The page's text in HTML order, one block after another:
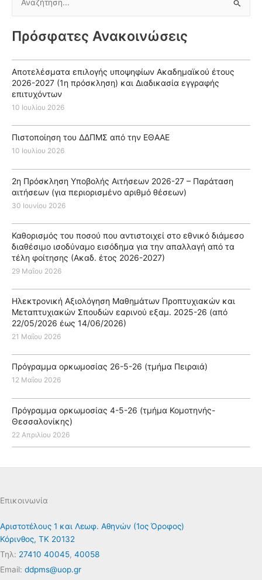
ζ
ή
τ
σ
γ
α
:
Πρόσφατες Ανακοινώσεις
Αποτελέσματα επιλογής υποψηφίων Ακαδημαϊκού έτους
2026-2027 (1η πρόσκληση) και Διαδικασία εγγραφής
επιτυχόντων
10 Ιουλίου 2026
Πιστοποίηση του ΔΔΠΜΣ από την ΕΘΑΑΕ
10 Ιουλίου 2026
2η Πρόσκληση Υποβολής Αιτήσεων 2026-27 – Παράταση
αιτήσεων (για περιορισμένο αριθμό θέσεων)
30 Ιουνίου 2026
Καθορισμός του ποσού που αντιστοιχεί στο εθνικό διάμεσο
διαθέσιμο ισοδύναμο εισόδημα για την απαλλαγή από τα
τέλη φοίτησης (Ακαδ. έτος 2026-2027)
29 Μαΐου 2026
Ηλεκτρονική Aξιολόγηση Mαθημάτων Προπτυχιακών και
Μεταπτυχιακών Σπουδών εαρινού εξαμ. 2025-26 (από
22/05/2026 έως 14/06/2026)
21 Μαΐου 2026
Πρόγραμμα ορκωμοσίας 26-5-26 (τμήμα Πειραιά)
12 Μαΐου 2026
Πρόγραμμα ορκωμοσίας 4-5-26 (τμήμα Κομοτηνής-
Θεσσαλονίκης)
22 Απριλίου 2026
Επικοινωνία
Αριστοτέλους 1 και Λεωφ. Αθηνών (1ος Όροφος)
Κόρινθος, ΤΚ 20132
Τηλ: 27410 40045, 40058
Email: ddpms@uop.gr